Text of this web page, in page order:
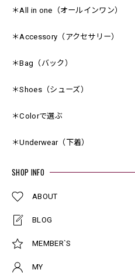
＊All in one（オールインワン）
＊Accessory（アクセサリー）
＊Bag（バック）
＊Shoes（シューズ）
＊Colorで選ぶ
＊Underwear（下着）
SHOP INFO
ABOUT
BLOG
MEMBER`S
MY